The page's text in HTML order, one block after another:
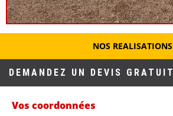
NOS REALISATIONS
DEMANDEZ UN DEVIS GRATUIT
Vos coordonnées